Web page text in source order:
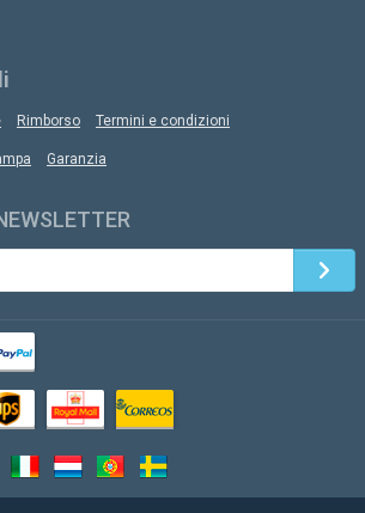
Rimborso Termini e condizioni
Garanzia